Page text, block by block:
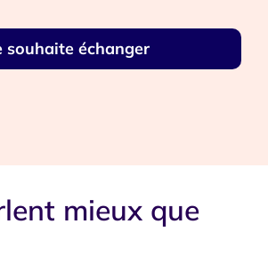
souhaite échanger
mieux que